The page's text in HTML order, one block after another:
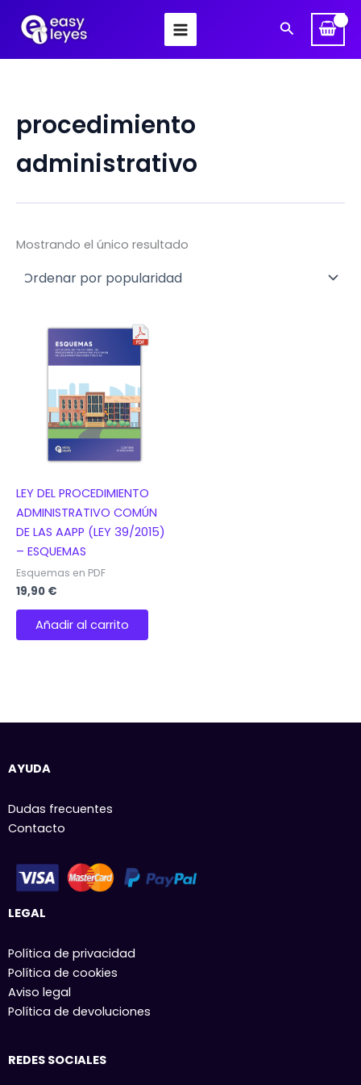
contenido
Buscar
procedimiento
administrativo
Mostrando el único resultado
LEY DEL PROCEDIMIENTO
ADMINISTRATIVO COMÚN
DE LAS AAPP (LEY 39/2015)
– ESQUEMAS
Esquemas en PDF
19,90 €
Añadir al carrito
AYUDA
Dudas frecuentes
Contacto
LEGAL
Política de privacidad
Política de cookies
Aviso legal
Política de devoluciones
REDES SOCIALES